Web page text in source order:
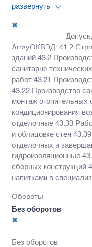
монтажных работ
электромонтажных
санитарно-
систем и систем
Работы
устройству покрытий
Производство
работ 43.99.1
Работы по сборке и
47.25 Торговля
специализированных
развернуть
✖
ArrayОКВЭД: 41.2
зданий 43.2
санитарно-
работ 43.21
43.22 Производство
монтаж отопительных
кондиционирования
отделочные 43.33
и облицовке стен
отделочных и
гидроизоляционные
сборных конструкций
напитками в
Обороты
Без оборотов
✖
Без оборотов